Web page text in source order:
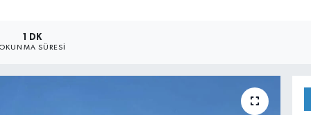
1 DK
OKUNMA SÜRESI